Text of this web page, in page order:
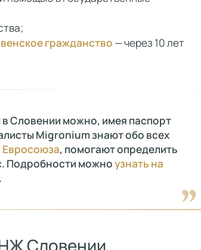
гражданство — через 10 лет
Словении можно, имея паспорт
Migronium знают обо всех
Евросоюза, помогают определить
Подробности можноузнать на
.
Словении